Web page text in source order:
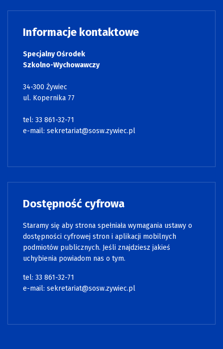
Informacje kontaktowe
Specjalny Ośrodek
Szkolno-Wychowawczy
34-300 Żywiec
ul. Kopernika 77
tel: 33 861-32-71
e-mail: sekretariat@sosw.zywiec.pl
Dostępność cyfrowa
Staramy się aby strona spełniała wymagania ustawy o
dostępności cyfrowej stron i aplikacji mobilnych
podmiotów publicznych. Jeśli znajdziesz jakieś
uchybienia powiadom nas o tym.
tel: 33 861-32-71
e-mail: sekretariat@sosw.zywiec.pl